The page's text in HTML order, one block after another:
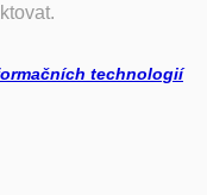
technologií